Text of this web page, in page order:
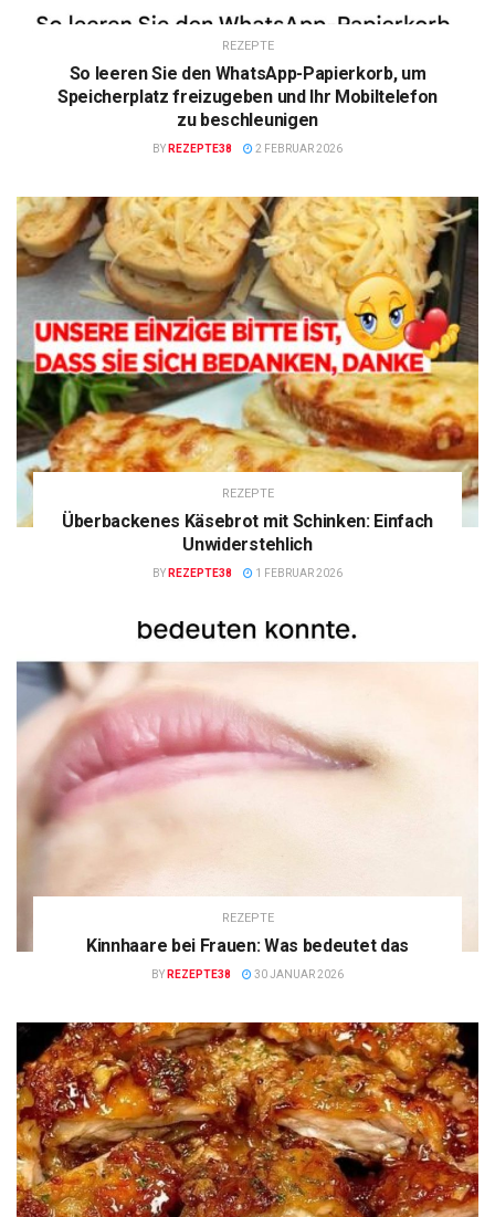
REZEPTE
So leeren Sie den WhatsApp-Papierkorb, um
Speicherplatz freizugeben und Ihr Mobiltelefon
zu beschleunigen
BY REZEPTE38 2 FEBRUAR 2026
REZEPTE
Überbackenes Käsebrot mit Schinken: Einfach
Unwiderstehlich
BY REZEPTE38 1 FEBRUAR 2026
REZEPTE
Kinnhaare bei Frauen: Was bedeutet das
BY REZEPTE38 30 JANUAR 2026